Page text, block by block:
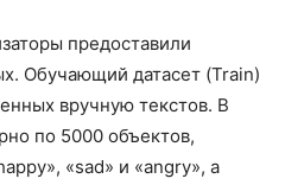
предоставили
Обучающий датасет (Train)
вручную текстов. В
по 5000 объектов,
«sad» и «angry», а